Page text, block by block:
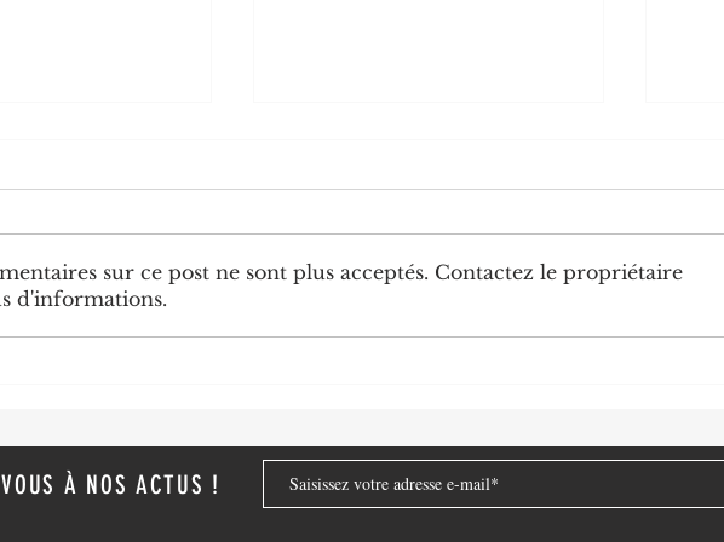
nouveaux
Chine-Congo: la diplomatie
Le
sur ce post ne sont plus acceptés. Contactez le propriétaire
d'informations.
À NOS ACTUS !